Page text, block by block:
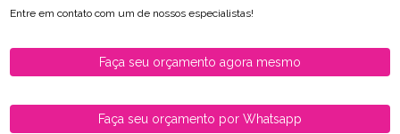
Entre em contato com um de nossos especialistas!
Faça seu orçamento agora mesmo
Faça seu orçamento por Whatsapp